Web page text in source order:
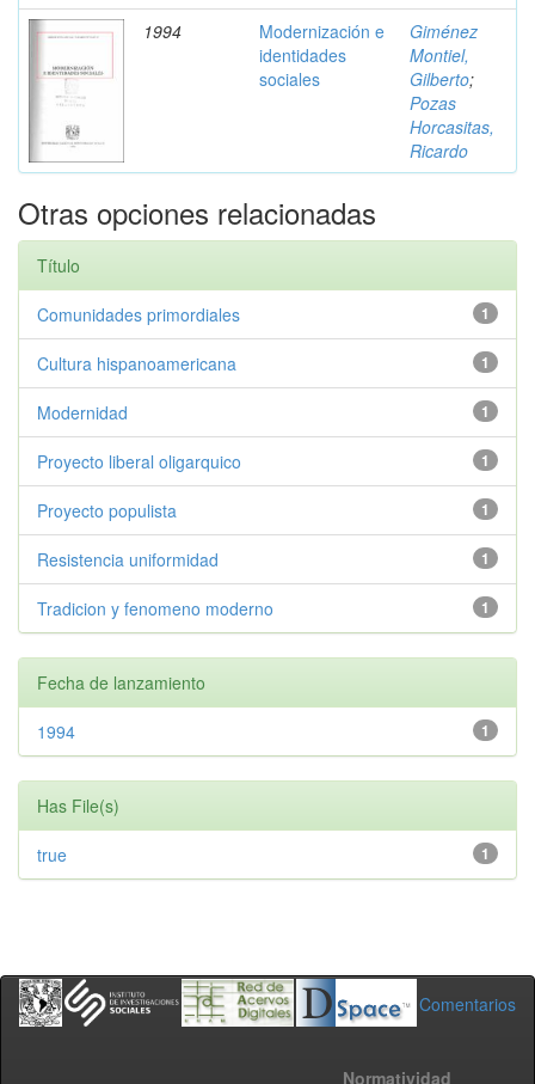
1994
Modernización e
identidades
sociales
Giménez
Montiel,
Gilberto;
Pozas
Horcasitas,
Ricardo
Otras opciones relacionadas
Título
1
Comunidades primordiales
1
Cultura hispanoamericana
1
Modernidad
1
Proyecto liberal oligarquico
1
Proyecto populista
1
Resistencia uniformidad
1
Tradicion y fenomeno moderno
Fecha de lanzamiento
1
1994
Has File(s)
1
true
Comentarios
Normatividad